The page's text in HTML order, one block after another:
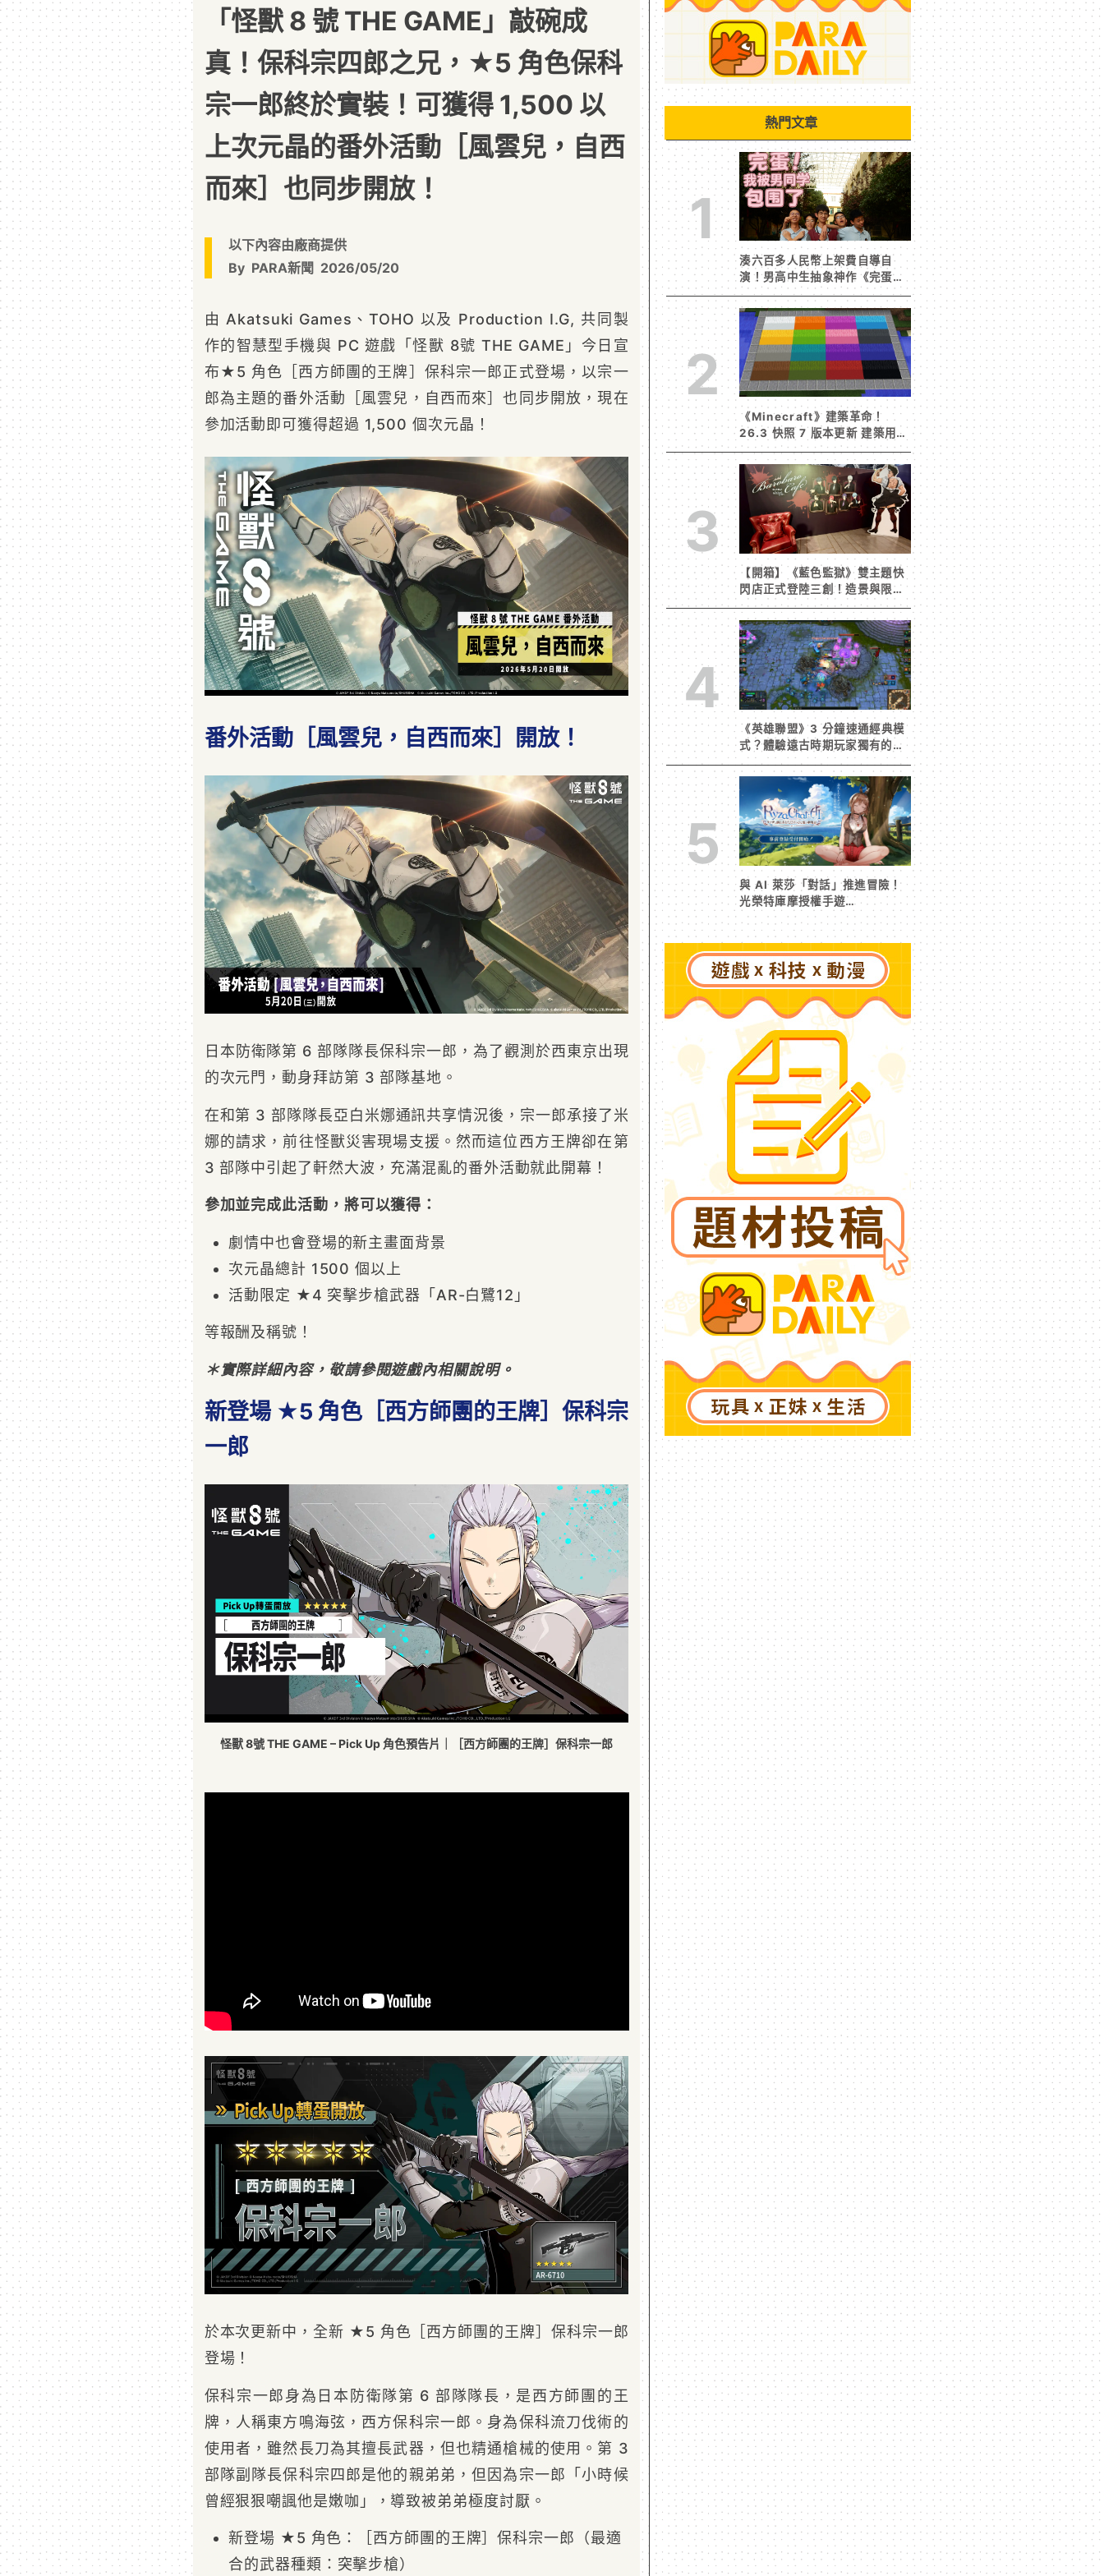
「怪獸 8 號 THE GAME」敲碗成
真！保科宗四郎之兄，★5 角色保科
宗一郎終於實裝！可獲得 1,500 以
上次元晶的番外活動［風雲兒，自西
而來］也同步開放！
以下內容由廠商提供
By PARA新聞 2026/05/20
由 Akatsuki Games、TOHO 以及 Production I.G, 共同製
作的智慧型手機與 PC 遊戲「怪獸 8號 THE GAME」今日宣
布★5 角色［西方師團的王牌］保科宗一郎正式登場，以宗一
郎為主題的番外活動［風雲兒，自西而來］也同步開放，現在
參加活動即可獲得超過 1,500 個次元晶！
番外活動［風雲兒，自西而來］開放！
日本防衛隊第 6 部隊隊長保科宗一郎，為了觀測於西東京出現
的次元門，動身拜訪第 3 部隊基地。
在和第 3 部隊隊長亞白米娜通訊共享情況後，宗一郎承接了米
娜的請求，前往怪獸災害現場支援。然而這位西方王牌卻在第
3 部隊中引起了軒然大波，充滿混亂的番外活動就此開幕！
參加並完成此活動，將可以獲得：
劇情中也會登場的新主畫面背景
次元晶總計 1500 個以上
活動限定 ★4 突擊步槍武器「AR-白鷺12」
等報酬及稱號！
＊實際詳細內容，敬請參閱遊戲內相關說明。
新登場 ★5 角色［西方師團的王牌］保科宗
一郎
怪獸 8號 THE GAME – Pick Up 角色預告片｜［西方師團的王牌］保科宗一郎
於本次更新中，全新 ★5 角色［西方師團的王牌］保科宗一郎
登場！
保科宗一郎身為日本防衛隊第 6 部隊隊長，是西方師團的王
牌，人稱東方鳴海弦，西方保科宗一郎。身為保科流刀伐術的
使用者，雖然長刀為其擅長武器，但也精通槍械的使用。第 3
部隊副隊長保科宗四郎是他的親弟弟，但因為宗一郎「小時候
曾經狠狠嘲諷他是嫩咖」，導致被弟弟極度討厭。
新登場 ★5 角色：［西方師團的王牌］保科宗一郎（最適
合的武器種類：突擊步槍）
熱門文章
1
湊六百多人民幣上架費自導自
演！男高中生抽象神作《完蛋！
我被男同學包圍了》突然爆紅
2
《Minecraft》建築革命！
26.3 快照 7 版本更新 建築用方
塊家族迎來新成員 混凝土階梯&
半磚震撼登場！
3
【開箱】《藍色監獄》雙主題快
閃店正式登陸三創！造景與限定
周邊搶先看
4
《英雄聯盟》3 分鐘速通經典模
式？體驗遠古時期玩家獨有的樂
趣
5
與 AI 萊莎「對話」推進冒險！
光榮特庫摩授權手遊
《RyzaChat:AI ライザと創る
あなただけのひと夏の夢物語》
事前登錄今日啟動